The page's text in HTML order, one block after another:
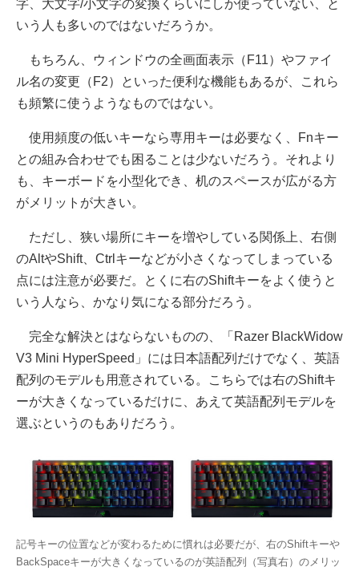
字、大文字/小文字の変換くらいにしか使っていない、と
いう人も多いのではないだろうか。
もちろん、ウィンドウの全画面表示（F11）やファイ
ル名の変更（F2）といった便利な機能もあるが、これら
も頻繁に使うようなものではない。
使用頻度の低いキーなら専用キーは必要なく、Fnキー
との組み合わせでも困ることは少ないだろう。それより
も、キーボードを小型化でき、机のスペースが広がる方
がメリットが大きい。
ただし、狭い場所にキーを増やしている関係上、右側
のAltやShift、Ctrlキーなどが小さくなってしまっている
点には注意が必要だ。とくに右のShiftキーをよく使うと
いう人なら、かなり気になる部分だろう。
完全な解決とはならないものの、「Razer BlackWidow
V3 Mini HyperSpeed」には日本語配列だけでなく、英語
配列のモデルも用意されている。こちらでは右のShiftキ
ーが大きくなっているだけに、あえて英語配列モデルを
選ぶというのもありだろう。
記号キーの位置などが変わるために慣れは必要だが、右のShiftキーや
BackSpaceキーが大きくなっているのが英語配列（写真右）のメリッ